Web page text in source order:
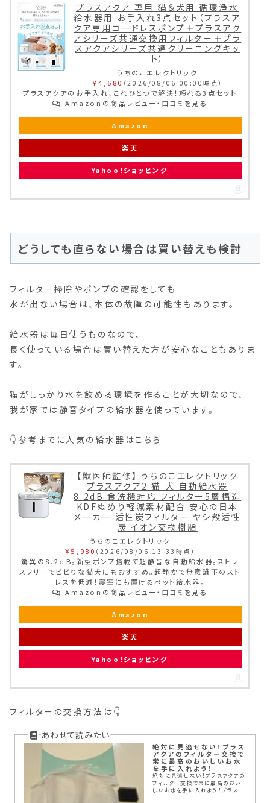
プラスアクア 専用 猫＆犬用 循環浄水
給水器用 お手入れ3点セット（プラスア
クア専用コードレスポンプ＋プラスアク
アシリーズ共通交換用フィルター＋プラ
スアクアシリーズ共通クリーニングキッ
ト）
うちのこエレクトリック
￥4,680 （2026/08/06 00:00時点）
プラスアクアのお手入れ、これひとつで解決！頼れる3点セット
Amazonの商品レビュー・口コミを見る
Amazon
楽天
Yahoo!ショッピング
どうしても直らない場合は買い替えも検討
フィルター掃除やポンプの確認をしても
水が出ない場合は、本体の故障の可能性もあります。
給水器は毎日使うものなので、
長く使っている場合は買い替えた方が安心なこともありま
す。
猫がしっかり水を飲める環境を作ることが大切なので、
我が家では静音タイプの給水器を使っています。
👇参考までに人気の給水器はこちら
【獣医師監修】 うちのこエレクトリック
プラスアクア2 猫 犬 自動給水器
8.2dB 食洗機対応 フィルター5層構造
KDFぬめり軽減素材配合 安心の日本
メーカー 活性炭フィルター ヤシ殻活性
炭 イオン交換樹脂
うちのこエレクトリック
￥5,980 （2026/08/06 13:33時点）
驚異の8.2ｄB。新型ポンプ搭載で超静音な自動給水器。ストレ
スフリーでビビりな猫犬にもおすすめ。超静かで無意識下のスト
レスを低減！寝室にも置けるペット給水器。
Amazonの商品レビュー・口コミを見る
Amazon
楽天
Yahoo!ショッピング
フィルターの交換方法は👇
絶対に見逃せない！プラス
アクアのフィルター交換で
常に最高のおいしいお水
を手に入れよう！
絶対に見逃せない！プラスアクアの
フィルター交換で常に最高のおい
しいお水を手に入れよう！プラスア